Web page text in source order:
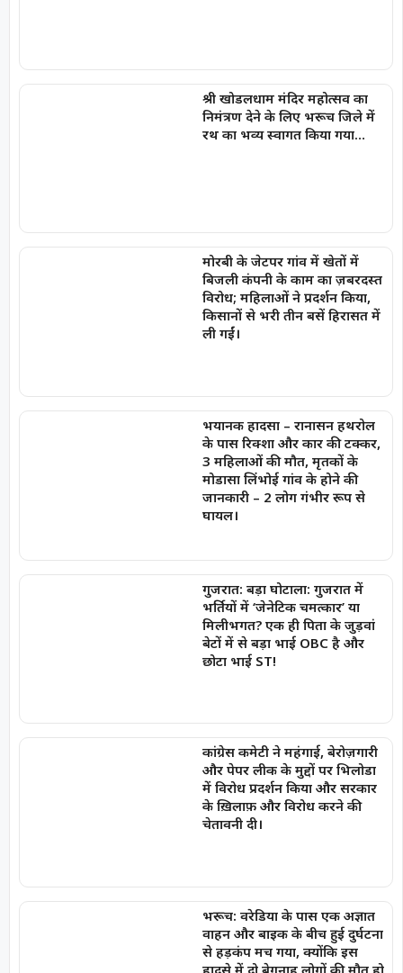
श्री खोडलधाम मंदिर महोत्सव का
निमंत्रण देने के लिए भरूच जिले में
रथ का भव्य स्वागत किया गया…
मोरबी के जेटपर गांव में खेतों में
बिजली कंपनी के काम का ज़बरदस्त
विरोध; महिलाओं ने प्रदर्शन किया,
किसानों से भरी तीन बसें हिरासत में
ली गईं।
भयानक हादसा – रानासन हथरोल
के पास रिक्शा और कार की टक्कर,
3 महिलाओं की मौत, मृतकों के
मोडासा लिंभोई गांव के होने की
जानकारी – 2 लोग गंभीर रूप से
घायल।
गुजरात: बड़ा घोटाला: गुजरात में
भर्तियों में ‘जेनेटिक चमत्कार’ या
मिलीभगत? एक ही पिता के जुड़वां
बेटों में से बड़ा भाई OBC है और
छोटा भाई ST!
कांग्रेस कमेटी ने महंगाई, बेरोज़गारी
और पेपर लीक के मुद्दों पर भिलोडा
में विरोध प्रदर्शन किया और सरकार
के ख़िलाफ़ और विरोध करने की
चेतावनी दी।
भरूच: वरेडिया के पास एक अज्ञात
वाहन और बाइक के बीच हुई दुर्घटना
से हड़कंप मच गया, क्योंकि इस
हादसे में दो बेगुनाह लोगों की मौत हो